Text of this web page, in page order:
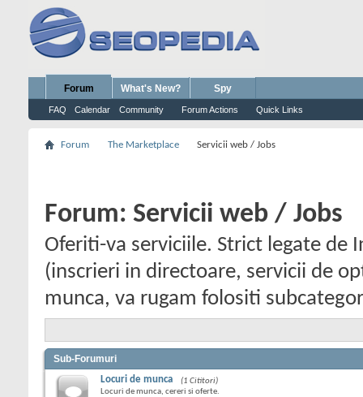
Forum
FAQ Calendar Community Forum Actions Quick Links
What's New? Spy
Forum The Marketplace Servicii web / Jobs
Forum: Servicii web / Jobs
Oferiti-va serviciile. Strict legate
(inscrieri in directoare, servicii de
munca, va rugam folositi
Sub-Forumuri
Locuri de munca
(1 Cititori)
Locuri de munca, cereri si oferte.